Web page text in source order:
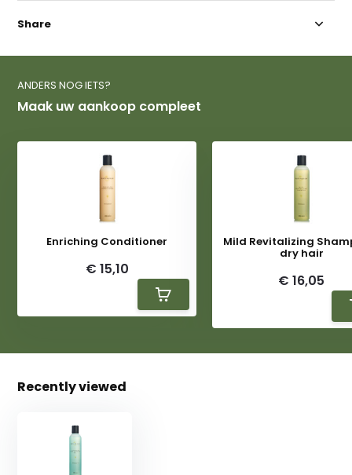
Share
ANDERS NOG IETS?
Maak uw aankoop compleet
Enriching Conditioner
€ 15,10
Mild Revitalizing
dry hair
€ 16,05
Recently viewed